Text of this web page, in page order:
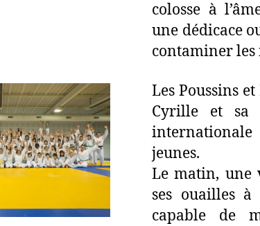
colosse à
une dédicace
contaminer les
Les Poussins
Cyrille et sa
jeunes.
Le matin, une
ses ouailles à
capable de